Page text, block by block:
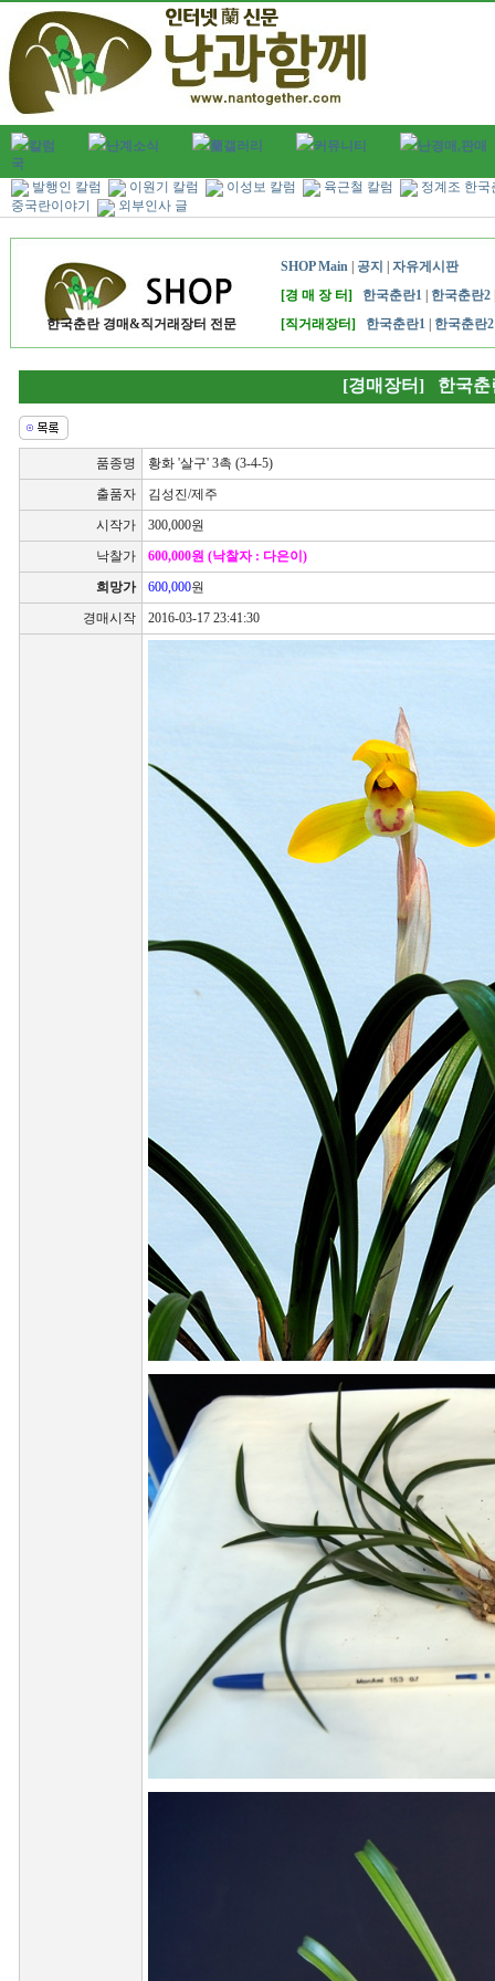
칼럼 난계소식 蘭갤러리 커뮤니티
난경매,판매
국
발행인 칼럼
이원기 칼럼 이성보 칼럼 육근철 칼럼
정계조 한국
중국란이야기
외부인사 글
한국춘란 경매&직거래장터 전문
SHOP Main 공지
자유게시판
[경 매 장 터]
한국춘란1 한국춘란2
[직거래장터]
한국춘란1 한국춘란2
[경매장터] 한국춘
품종명
황화 '살구' 3촉 (3-4-5)
출품자
김성진/제주
시작가
300,000원
낙찰가
600,000원 (낙찰자 : 다은이)
희망가
600,000원
경매시작
2016-03-17 23:41:30